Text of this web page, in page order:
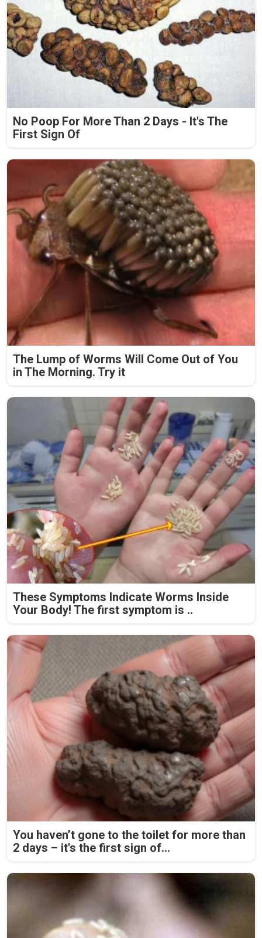
No Poop For More Than 2 Days - It's The
First Sign Of
The Lump of Worms Will Come Out of You
in The Morning. Try it
These Symptoms Indicate Worms Inside
Your Body! The first symptom is ..
You haven’t gone to the toilet for more than
2 days – it's the first sign of...